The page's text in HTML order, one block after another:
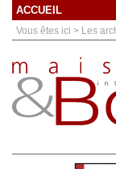
ACCUEIL
Vous êtes ici > Les